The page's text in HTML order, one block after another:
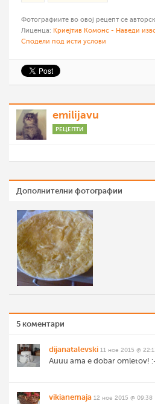
Фотографиите во овој рецепт се
Лиценца: Криејтив Комонс - Наведи
Сподели под исти услови
emilijavu
РЕЦЕПТИ
Дополнителни фотографии
5 коментари
dijanatalevski 11 ное 2015 @
Auuu ama e dobar omletov!
vikianemaja 12 ное 2015 @ 09:38